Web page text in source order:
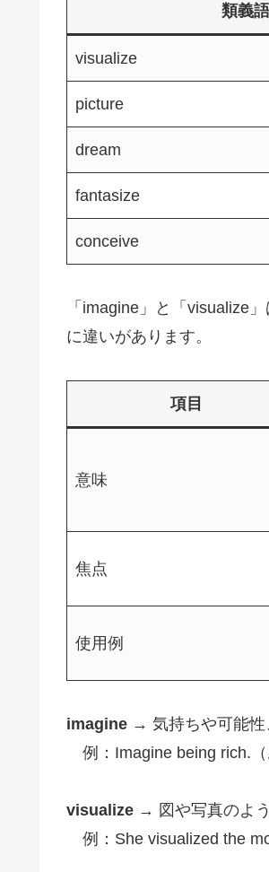
類義語
visualize
picture
dream
fantasize
conceive
「imagine」と「visualize
に違いがあります。
項目
意味
焦点
使用例
imagine → 気持ちや可能性
例：Imagine being rich.（
visualize → 図や写真のよ
例：She visualized the